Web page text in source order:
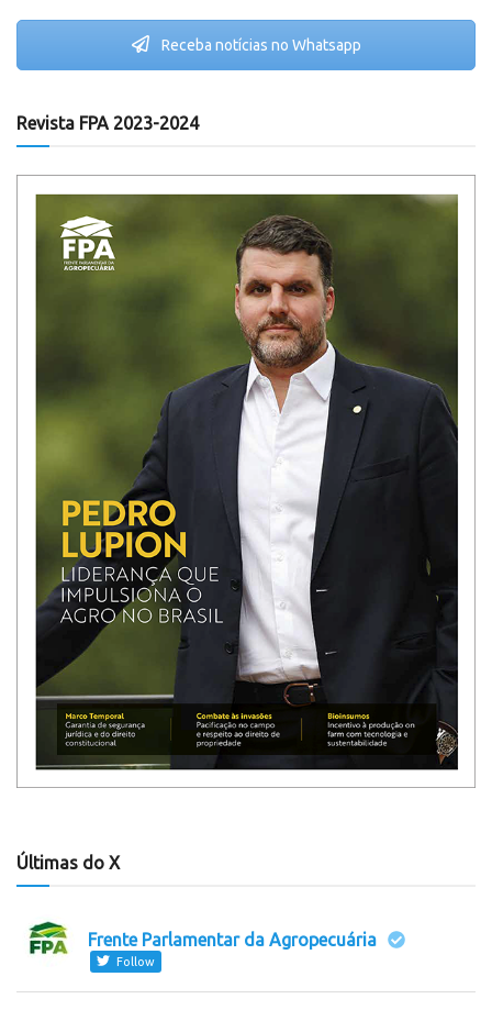
Receba notícias no Whatsapp
Revista FPA 2023-2024
Últimas do X
Frente Parlamentar da Agropecuária
Follow